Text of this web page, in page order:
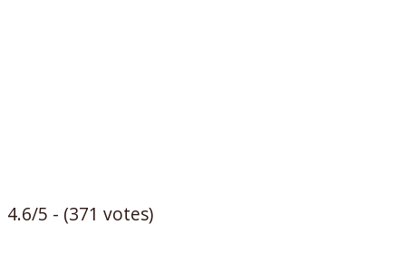
4.6/5 - (371 votes)